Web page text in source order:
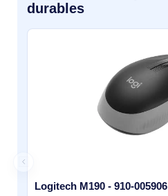
durables
Logitech M190 - 910-005906